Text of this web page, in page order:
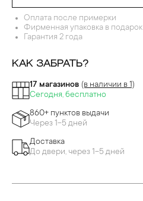
Оплата после примерки
Фирменная упаковка в подарок
Гарантия 2 года
КАК ЗАБРАТЬ?
17 магазинов (в наличии в 1)
Сегодня, бесплатно
860+ пунктов выдачи
Через 1-5 дней
Доставка
До двери, через 1-5 дней